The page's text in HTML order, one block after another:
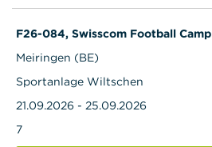
F26-084, Swisscom Football Camp
Meiringen (BE)
Sportanlage Wiltschen
21.09.2026 - 25.09.2026
7